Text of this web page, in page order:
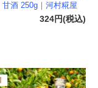
甘酒 250g｜河村糀屋
324円(税込)